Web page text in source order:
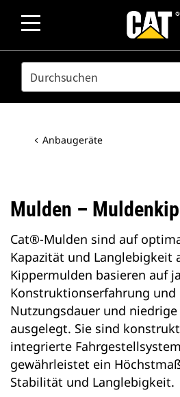
SEARCH
Anbaugeräte
Mulden –
Cat®-Mulden sind auf
Kapazität und Langlebigkeit
Kippermulden basieren auf
Konstruktionserfahrung und
Nutzungsdauer und
ausgelegt. Sie sind
integrierte
gewährleistet ein
Stabilität und Langlebigkeit.